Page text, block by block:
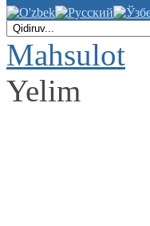
Mahsulot
Yelim